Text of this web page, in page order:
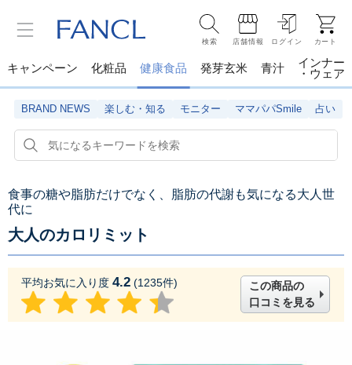
検索 店舗情報 ログイン カート
キャンペーン 化粧品 健康食品 発芽玄米 青汁
インナー
・ウェア
BRAND NEWS 楽しむ・知る モニター ママパパSmile 占い
食事の糖や脂肪だけでなく、脂肪の代謝も気になる大人世
代に
大人のカロリミット
平均お気に入り度 4.2 (1235件)
この商品の
口コミを見る